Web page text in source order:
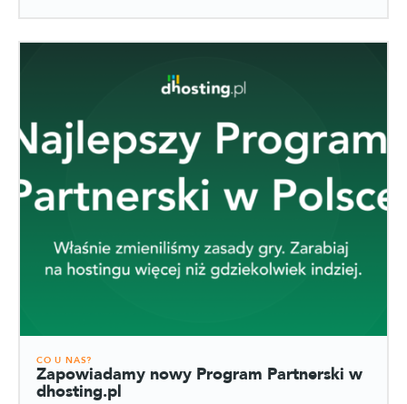
CO U NAS?
Zapowiadamy nowy Program Partnerski w
dhosting.pl